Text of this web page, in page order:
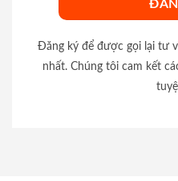
Đăng ký để được gọi lại tư
nhất. Chúng tôi cam kết